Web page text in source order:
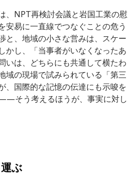
、NPT再検討会議と岩国工業の慰
安易に一直線でつなぐことの危う
と、地域の小さな営みは、スケー
かし、「当事者がいなくなったあ
いは、どちらにも共通して横たわ
域の現場で試みられている「第三
、国際的な記憶の伝達にも示唆を
そう考えるほうが、事実に対し
ぶ